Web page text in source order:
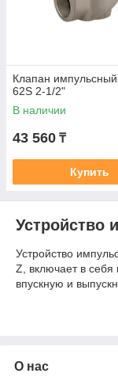
Клапан
62S 2-1/2"
В наличии
43 560 ₸
Купить
Устройство
Устройство
Z, включает в
впускную и
камера соединена
закрытом
из катушки и
О нас